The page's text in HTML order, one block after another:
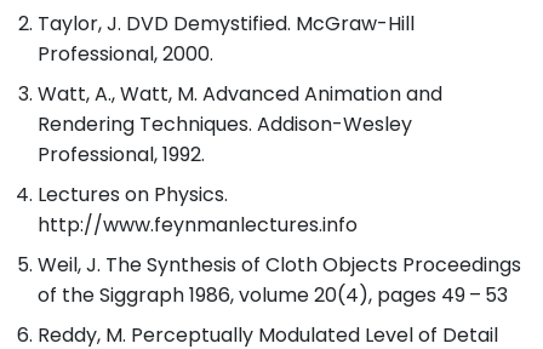
Taylor, J. DVD Demystified. McGraw-Hill
Professional, 2000.
Watt, A., Watt, M. Advanced Animation and
Rendering Techniques. Addison-Wesley
Professional, 1992.
Lectures on Physics.
http://www.feynmanlectures.info
Weil, J. The Synthesis of Cloth Objects Proceedings
of the Siggraph 1986, volume 20(4), pages 49 – 53
Reddy, M. Perceptually Modulated Level of Detail